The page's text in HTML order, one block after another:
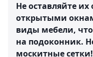
Не оставляйте
открытыми
виды мебели,
на подоконник.
москитные